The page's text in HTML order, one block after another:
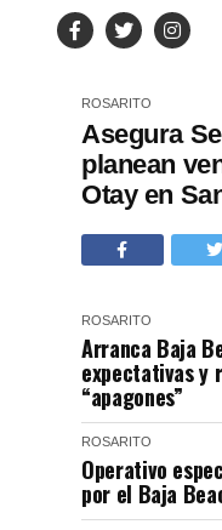
ROSARITO
Asegura
planean
Otay en
ROSARITO
Arranca Baja
expectativas y
“apagones”
ROSARITO
Operativo
por el Baja